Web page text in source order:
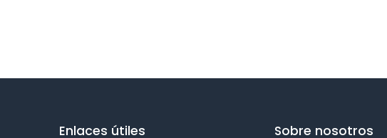
Enlaces útiles Sobre nosotros